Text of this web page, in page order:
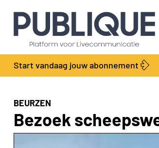
Start vandaag jouw abonnement
BEURZEN
Bezoek